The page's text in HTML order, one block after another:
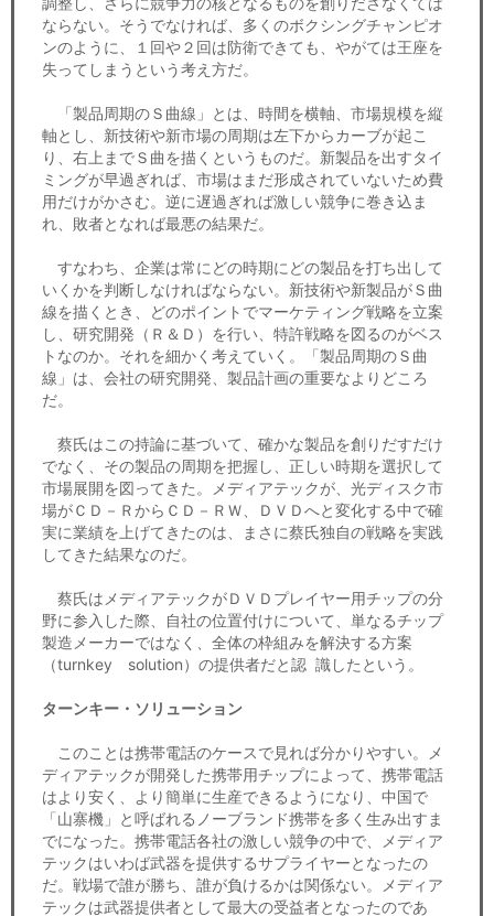
ならない。そうでなければ、多くのボクシングチャンピオ
ンのように、１回や２回は防衛できても、やがては王座を
失ってしまうという考え方だ。
「製品周期のＳ曲線」とは、時間を横軸、市場規模を縦
軸とし、新技術や新市場の周期は左下からカーブが起こ
り、右上までＳ曲を描くというものだ。新製品を出すタイ
ミングが早過ぎれば、市場はまだ形成されていないため費
用だけがかさむ。逆に遅過ぎれば激しい競争に巻き込ま
れ、敗者となれば最悪の結果だ。
すなわち、企業は常にどの時期にどの製品を打ち出して
いくかを判断しなければならない。新技術や新製品がＳ曲
線を描くとき、どのポイントでマーケティング戦略を立案
し、研究開発（Ｒ＆Ｄ）を行い、特許戦略を図るのがベス
トなのか。それを細かく考えていく。「製品周期のＳ曲
線」は、会社の研究開発、製品計画の重要なよりどころ
だ。
蔡氏はこの持論に基づいて、確かな製品を創りだすだけ
でなく、その製品の周期を把握し、正しい時期を選択して
市場展開を図ってきた。メディアテックが、光ディスク市
場がＣＤ－ＲからＣＤ－ＲＷ、ＤＶＤへと変化する中で確
実に業績を上げてきたのは、まさに蔡氏独自の戦略を実践
してきた結果なのだ。
蔡氏はメディアテックがＤＶＤプレイヤー用チップの分
野に参入した際、自社の位置付けについて、単なるチップ
製造メーカーではなく、全体の枠組みを解決する方案
（turnkey solution）の提供者だと認 識したという。
ターンキー・ソリューション
このことは携帯電話のケースで見れば分かりやすい。メ
ディアテックが開発した携帯用チップによって、携帯電話
はより安く、より簡単に生産できるようになり、中国で
「山寨機」と呼ばれるノーブランド携帯を多く生み出すま
でになった。携帯電話各社の激しい競争の中で、メディア
テックはいわば武器を提供するサプライヤーとなったの
だ。戦場で誰が勝ち、誰が負けるかは関係ない。メディア
テックは武器提供者として最大の受益者となったのであ